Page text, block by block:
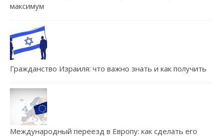
максимум
Гражданство Израиля: что важно знать и как получить
Международный переезд в Европу: как сделать его